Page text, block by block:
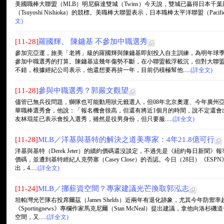
美國職棒大聯盟（MLB）明尼蘇達雙城（Twins）今天說，雙城已贏得日本千葉
（Tsuyoshi Nishioka）的競標。美職棒大聯盟表示，日本職棒太平洋聯盟（
文)
[11-28]羅國輝、 陳鏞基 不參加中職選秀
參加完亞運，旅美「老將」級的羅國輝與陳鏞基即刻投入自主訓練，為明年球
參加中職選秀的打算。陳鏞基這幾年傷勢不斷，在小聯盟載浮載沉，但對大聯
不錯，根據經紀公司表示，他還想要再拚一年，目前仍積極幫他.....(詳全文)
[11-28]參與中職選秀？郭嚴文觀望
儘管已無兵役問題，獅隊也可能動用狀元籤選人，但08年北京奧運、今年廣州
華職棒選秀會，他說：「報名機會很高，但還有將近1個月的時間，說不定還
友林琨笙已表示會投入選秀，雖然是役男身份，但只要服.....(詳全文)
[11-28]MLB／洋基與基特的解決之道美專家：4年21.8億可行
洋基與基特（Derek Jeter）的續約價碼還沒談定，不過先是《紐約每日新聞》
價碼，並遭到基特經紀人克勞塞（Casey Close）的否認。今日（28日）《
出，4.....(詳全文)
[11-24]MLB／挪薪資空間？專家建議光芒換取郭泓志
坦帕灣光芒隊右投席爾茲（James Shelds）近兩年有退化跡象，尤其今年防禦
《Sportingnews》專欄作家馬克尼爾（Stan McNeal）提出建議，拿他向洛杉磯
空間，又.....(詳全文)